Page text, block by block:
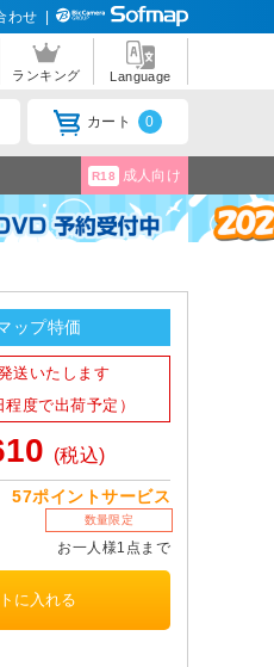
わせ
ランキング Language
カート 0
R18 成人向け
ップ特価
送いたします
程度で出荷予定）
(税込)
57ポイントサービス
数量限定
お一人様1点まで